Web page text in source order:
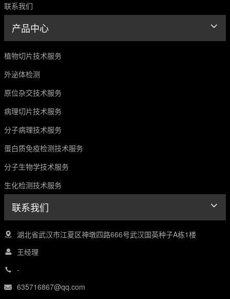
联系我们
产品中心
植物切片技术服务
外泌体检测
原位杂交技术服务
病理切片技术服务
分子病理技术服务
蛋白质免疫检测技术服务
分子生物学技术服务
生化检测技术服务
联系我们
湖北省武汉市江夏区神墩四路666号武汉国英种子A栋1楼
王经理
-
635716867@qq.com